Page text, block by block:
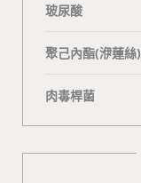
玻尿酸
聚己內酯(洢蓮絲)
肉毒桿菌